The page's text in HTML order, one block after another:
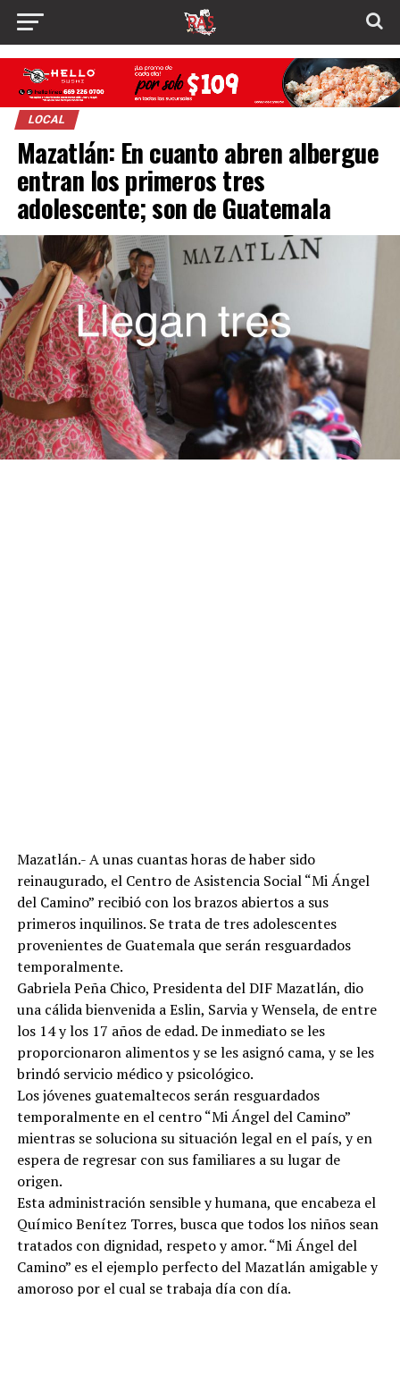
LOCAL
Mazatlán: En cuanto abren albergue
entran los primeros tres
adolescente; son de Guatemala
Mazatlán.- A unas cuantas horas de haber sido
reinaugurado, el Centro de Asistencia Social “Mi Ángel
del Camino” recibió con los brazos abiertos a sus
primeros inquilinos. Se trata de tres adolescentes
provenientes de Guatemala que serán resguardados
temporalmente.
Gabriela Peña Chico, Presidenta del DIF Mazatlán, dio
una cálida bienvenida a Eslin, Sarvia y Wensela, de entre
los 14 y los 17 años de edad. De inmediato se les
proporcionaron alimentos y se les asignó cama, y se les
brindó servicio médico y psicológico.
Los jóvenes guatemaltecos serán resguardados
temporalmente en el centro “Mi Ángel del Camino”
mientras se soluciona su situación legal en el país, y en
espera de regresar con sus familiares a su lugar de
origen.
Esta administración sensible y humana, que encabeza el
Químico Benítez Torres, busca que todos los niños sean
tratados con dignidad, respeto y amor. “Mi Ángel del
Camino” es el ejemplo perfecto del Mazatlán amigable y
amoroso por el cual se trabaja día con día.